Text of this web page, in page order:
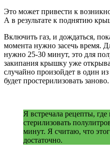
Это может привести к
А в результате к поднятию
Включить газ, и дождаться,
момента нужно засечь время.
нужно 25-30 минут, это для
закипания крышку уже
случайно произойдет в один
будет простерилизовать заново.
Я встречала рецепты, где
стерилизовать
минут. Я считаю, что
достаточно.